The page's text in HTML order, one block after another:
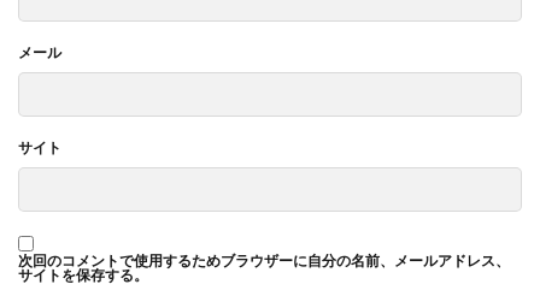
メール
サイト
次回のコメントで使用するためブラウザーに自分の名前、メールアドレス、
サイトを保存する。